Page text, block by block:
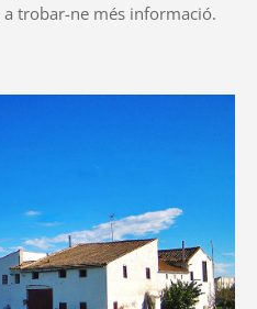
trobar-ne més informació.